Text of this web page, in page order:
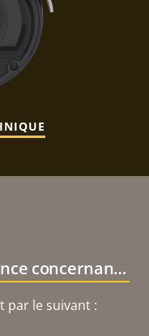
Informations sur l'assistance concernant le produit
par le suivant :